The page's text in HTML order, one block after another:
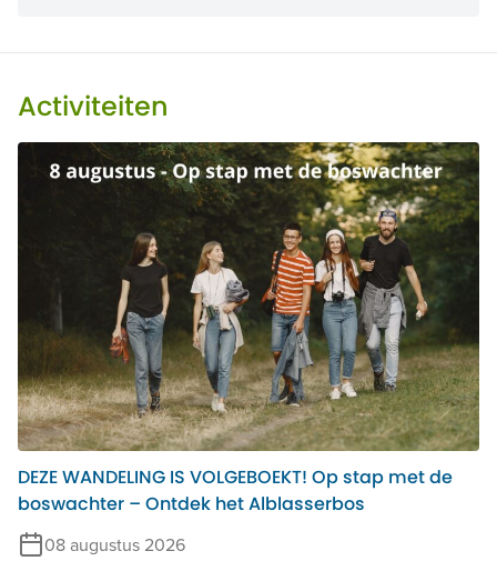
Activiteiten
DEZE WANDELING IS VOLGEBOEKT! Op stap met de
boswachter – Ontdek het Alblasserbos
08 augustus 2026